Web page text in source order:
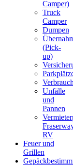
Camper)
Truck
Camper
Dumpen
(Pick-
up)
Verbrauch
Unfälle
und
Pannen
RV
Feuer und
Grillen